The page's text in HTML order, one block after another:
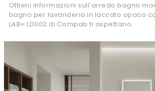
Ottieni informazioni sull'arredo bagno
bagno per lavanderia in laccato opaco
LAB+ LD002 di Compab ti aspettano.